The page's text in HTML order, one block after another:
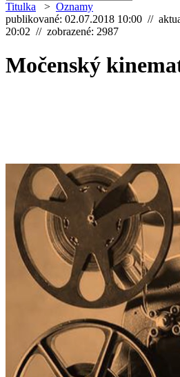
Titulka > Oznamy
publikované: 02.07.2018 10:00 //
20:02 // zobrazené: 2987
Močenský